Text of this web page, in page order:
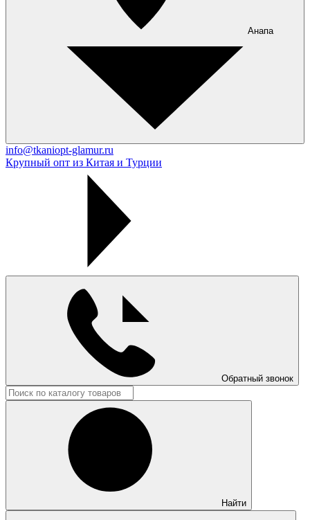
Анапа
info@tkaniopt-glamur.ru
Крупный опт из Китая и Турции
Обратный звонок
Найти